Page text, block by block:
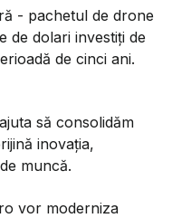
- pachetul de drone
de dolari investiți de
de cinci ani.
să consolidăm
inovația,
muncă.
vor moderniza